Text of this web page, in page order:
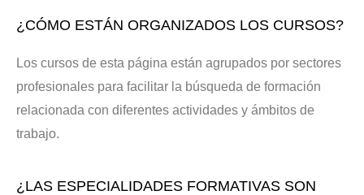
¿CÓMO ESTÁN ORGANIZADOS LOS CURSOS?
Los cursos de esta página están agrupados por sectores
profesionales para facilitar la búsqueda de formación
relacionada con diferentes actividades y ámbitos de
trabajo.
¿LAS ESPECIALIDADES FORMATIVAS SON